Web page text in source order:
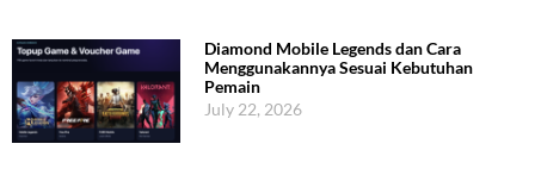
Diamond Mobile Legends dan Cara
Menggunakannya Sesuai Kebutuhan
Pemain
July 22, 2026